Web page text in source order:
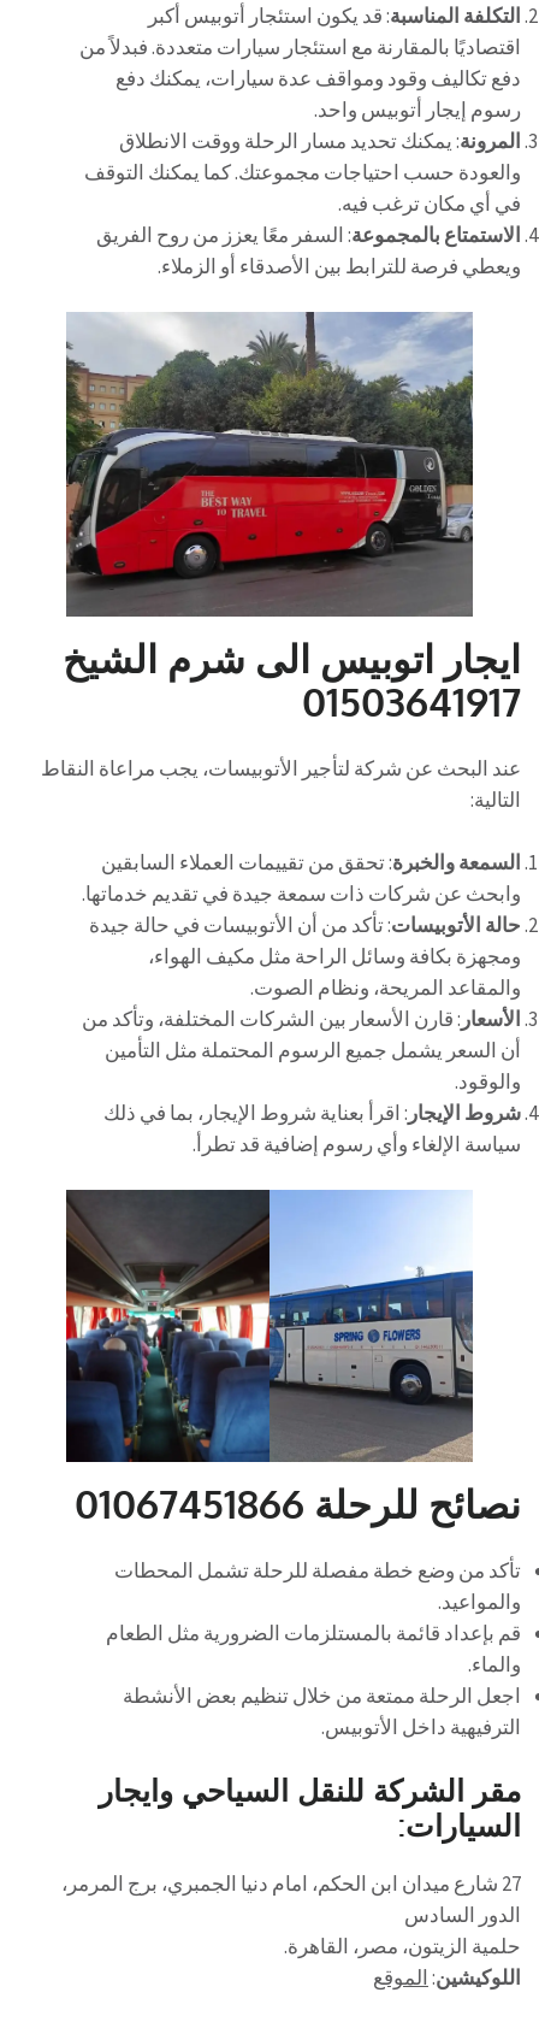
التكلفة المناسبة: قد يكون استئجار أتوبيس أكبر
اقتصاديًا بالمقارنة مع استئجار سيارات متعددة. فبدلاً من
دفع تكاليف وقود ومواقف عدة سيارات، يمكنك دفع
رسوم إيجار أتوبيس واحد.
المرونة: يمكنك تحديد مسار الرحلة ووقت الانطلاق
والعودة حسب احتياجات مجموعتك. كما يمكنك التوقف
في أي مكان ترغب فيه.
الاستمتاع بالمجموعة: السفر معًا يعزز من روح الفريق
ويعطي فرصة للترابط بين الأصدقاء أو الزملاء.
ايجار اتوبيس الى شرم الشيخ
01503641917
عند البحث عن شركة لتأجير الأتوبيسات، يجب مراعاة النقاط
التالية:
السمعة والخبرة: تحقق من تقييمات العملاء السابقين
وابحث عن شركات ذات سمعة جيدة في تقديم خدماتها.
حالة الأتوبيسات: تأكد من أن الأتوبيسات في حالة جيدة
ومجهزة بكافة وسائل الراحة مثل مكيف الهواء،
والمقاعد المريحة، ونظام الصوت.
الأسعار : قارن الأسعار بين الشركات المختلفة، وتأكد من
أن السعر يشمل جميع الرسوم المحتملة مثل التأمين
والوقود.
شروط الإيجار : اقرأ بعناية شروط الإيجار، بما في ذلك
سياسة الإلغاء وأي رسوم إضافية قد تطرأ.
نصائح للرحلة 01067451866
تأكد من وضع خطة مفصلة للرحلة تشمل المحطات
والمواعيد.
قم بإعداد قائمة بالمستلزمات الضرورية مثل الطعام
والماء.
اجعل الرحلة ممتعة من خلال تنظيم بعض الأنشطة
الترفيهية داخل الأتوبيس.
مقر الشركة للنقل السياحي وايجار
السيارات:
27 شارع ميدان ابن الحكم، امام دنيا الجمبري، برج المرمر،
الدور السادس
حلمية الزيتون، مصر، القاهرة.
اللوكيشين: الموقع